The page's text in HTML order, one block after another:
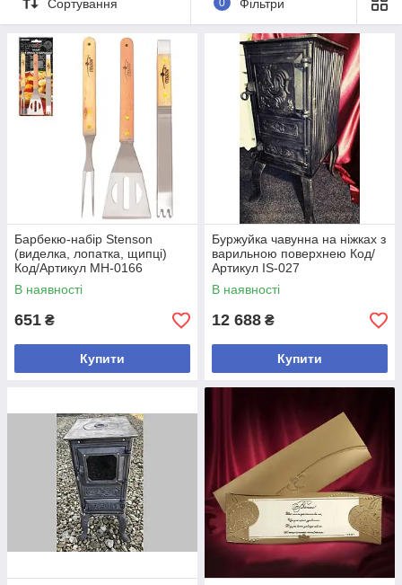
Сортування Фільтри
Барбекю-набір Stenson
(виделка, лопатка, щипці)
Код/Артикул MH-0166
В наявності
651 ₴
Купити
Буржуйка чавунна на ніжках з
варильною поверхнею Код/
Артикул IS-027
В наявності
12 688 ₴
Купити